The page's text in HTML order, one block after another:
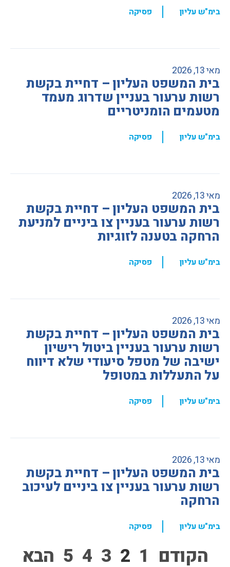
בימ"ש עליון , פסיקה
מאי 13, 2026
בית המשפט העליון – דחיית בקשת
רשות ערעור בעניין שדרוג מעמד
מטעמים הומניטריים
בימ"ש עליון , פסיקה
מאי 13, 2026
בית המשפט העליון – דחיית בקשת
רשות ערעור בעניין צו ביניים למניעת
הרחקה בטענה לזוגיות
בימ"ש עליון , פסיקה
מאי 13, 2026
בית המשפט העליון – דחיית בקשת
רשות ערעור בעניין ביטול רישיון
ישיבה של מטפל סיעודי שלא דיווח
על התעללות במטופל
בימ"ש עליון , פסיקה
מאי 13, 2026
בית המשפט העליון – דחיית בקשת
רשות ערעור בעניין צו ביניים לעיכוב
הרחקה
בימ"ש עליון , פסיקה
הקודם 1
2
3
4
5 הבא